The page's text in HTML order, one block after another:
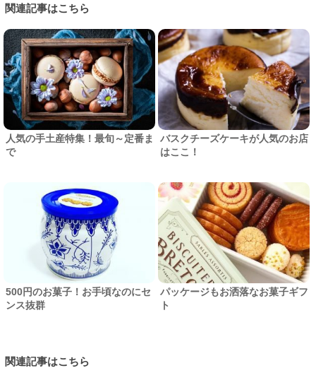
関連記事はこちら
人気の手土産特集！最旬～定番ま
で
バスクチーズケーキが人気のお店
はここ！
500円のお菓子！お手頃なのにセ
ンス抜群
パッケージもお洒落なお菓子ギフ
ト
関連記事はこちら